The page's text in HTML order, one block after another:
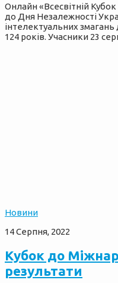
Онлайн «Всесвітній
до Дня Незалежності
інтелектуальних
124 років. Учасники 23
Новини
14 Серпня, 2022
Кубок до
результати